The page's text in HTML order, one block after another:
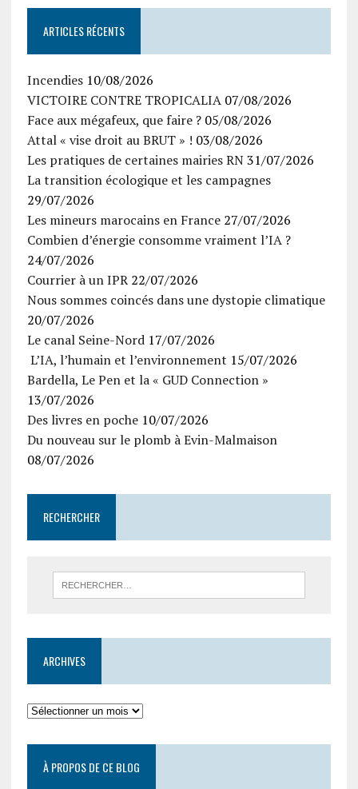
ARTICLES RÉCENTS
Incendies 10/08/2026
VICTOIRE CONTRE TROPICALIA 07/08/2026
Face aux mégafeux, que faire ? 05/08/2026
Attal « vise droit au BRUT » ! 03/08/2026
Les pratiques de certaines mairies RN 31/07/2026
La transition écologique et les campagnes
29/07/2026
Les mineurs marocains en France 27/07/2026
Combien d’énergie consomme vraiment l’IA ?
24/07/2026
Courrier à un IPR 22/07/2026
Nous sommes coincés dans une dystopie climatique
20/07/2026
Le canal Seine-Nord 17/07/2026
L’IA, l’humain et l’environnement 15/07/2026
Bardella, Le Pen et la « GUD Connection »
13/07/2026
Des livres en poche 10/07/2026
Du nouveau sur le plomb à Evin-Malmaison
08/07/2026
RECHERCHER
ARCHIVES
À PROPOS DE CE BLOG